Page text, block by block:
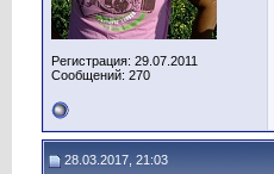
Регистрация: 29.07.2011
Сообщений: 270
28.03.2017, 21:03